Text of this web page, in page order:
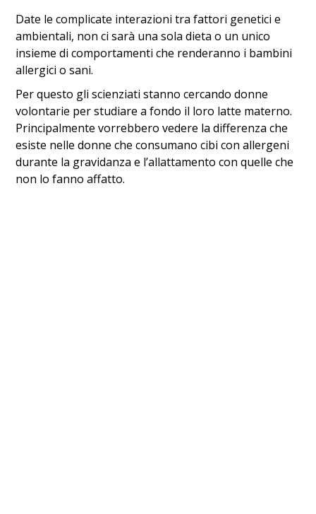
Date le complicate interazioni tra fattori genetici e
ambientali, non ci sarà una sola dieta o un unico
insieme di comportamenti che renderanno i bambini
allergici o sani.
Per questo gli scienziati stanno cercando donne
volontarie per studiare a fondo il loro latte materno.
Principalmente vorrebbero vedere la differenza che
esiste nelle donne che consumano cibi con allergeni
durante la gravidanza e l’allattamento con quelle che
non lo fanno affatto.